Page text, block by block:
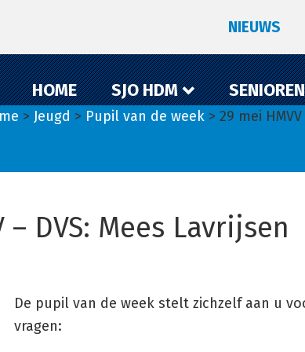
NIEUWS
HOME SJO HDM SENIOREN
> Jeugd > Pupil van de week > 29 mei
– DVS: Mees Lavrijsen
De pupil van de week stelt zichzelf aan u
vragen: